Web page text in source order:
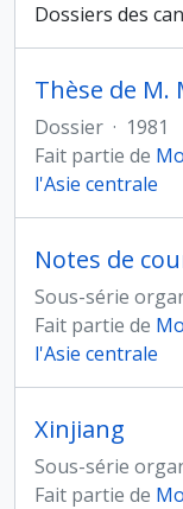
Dossiers des
Dossier · 1981
Fait partie de
l'Asie centrale
Sous-série
Fait partie de
l'Asie centrale
Xinjiang
Sous-série
Fait partie de